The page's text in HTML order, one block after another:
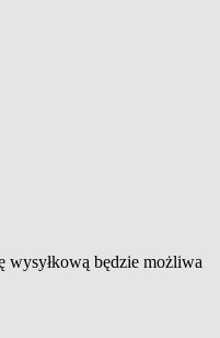
wysyłkową będzie możliwa